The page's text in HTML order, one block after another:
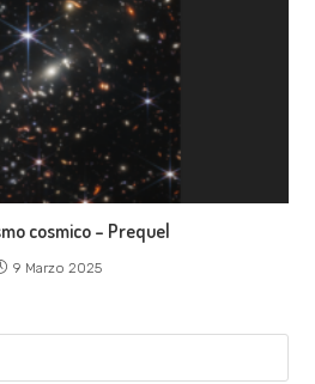
cosmico – Prequel
9 Marzo 2025